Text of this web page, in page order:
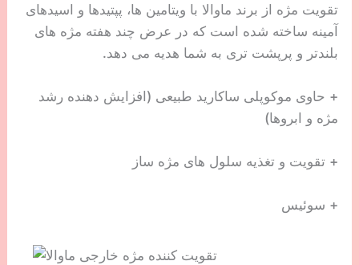
تقویت مژه از برند ماوالا با ویتامین ها، پپتیدها و اسیدهای
آمینه ساخته شده است که در عرض چند هفته مژه های
بلندتر و پرپشت تری به شما هدیه می دهد.
+ حاوی موکوپلی ساکارید طبیعی (افزایش دهنده رشد
مژه و ابروها)
+ تقویت و تغذیه سلول های مژه ساز
+ سوئیس